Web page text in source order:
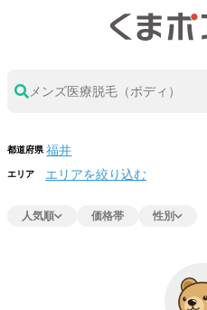
メンズ医療脱毛（ボディ）
都道府県
エリア エリアを絞り込む
人気順 価格帯 性別